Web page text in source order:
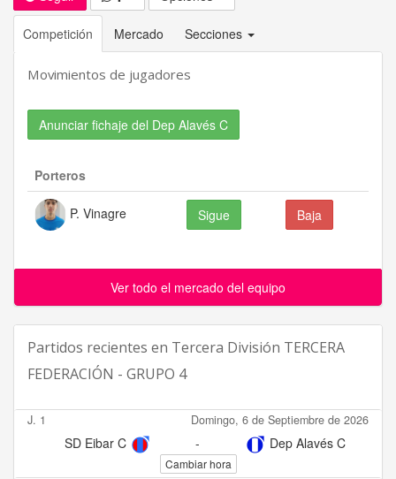
Competición Mercado Secciones
Movimientos de jugadores
Anunciar fichaje del Dep Alavés C
Porteros
P. Vinagre Sigue Baja
Ver todo el mercado del equipo
Partidos recientes en Tercera División TERCERA
FEDERACIÓN - GRUPO 4
J. 1 Domingo, 6 de Septiembre de 2026
SD Eibar C - Dep Alavés C
Cambiar hora